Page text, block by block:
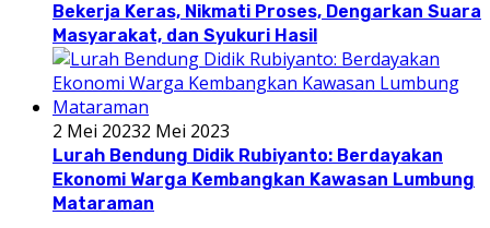
Bekerja Keras, Nikmati Proses, Dengarkan Suara
Masyarakat, dan Syukuri Hasil
2 Mei 20232 Mei 2023
Lurah Bendung Didik Rubiyanto: Berdayakan
Ekonomi Warga Kembangkan Kawasan Lumbung
Mataraman